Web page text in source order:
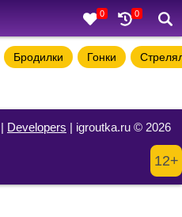
0 0
Бродилки Гонки
| Developers | igroutka.ru © 2026
12+